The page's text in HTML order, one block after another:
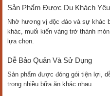
Sản Phẩm Được Du Khách
Nhờ hương vị độc đáo và sự khác
khác, muối kiến vàng trở thành
lựa chọn.
Dễ Bảo Quản Và Sử Dụng
Sản phẩm được đóng gói tiện lợi,
trong nhiều bữa ăn khác nhau.